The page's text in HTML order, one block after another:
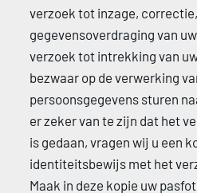
verzoek tot inzage,
gegevensoverdraging van
verzoek tot intrekking van
bezwaar op de verwerking
persoonsgegevens sturen
er zeker van te zijn dat het
is gedaan, vragen wij u een
identiteitsbewijs met het
Maak in deze kopie uw